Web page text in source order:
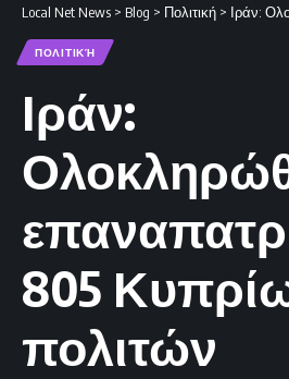
Local Net News > Blog > Πολιτική > Ιράν:
ΠΟΛΙΤΙΚΉ
Ιράν:
805
πολιτών